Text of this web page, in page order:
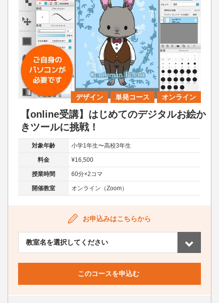
デザイン 単発コース オンライン
【online受講】はじめてのデジタルお絵か
きツールに挑戦！
対象年齢 小学1年生〜高校3年生
料金 ¥16,500
授業時間 60分×2コマ
開催教室 オンライン（Zoom）
お申込みはこちらから
このコースを申込む